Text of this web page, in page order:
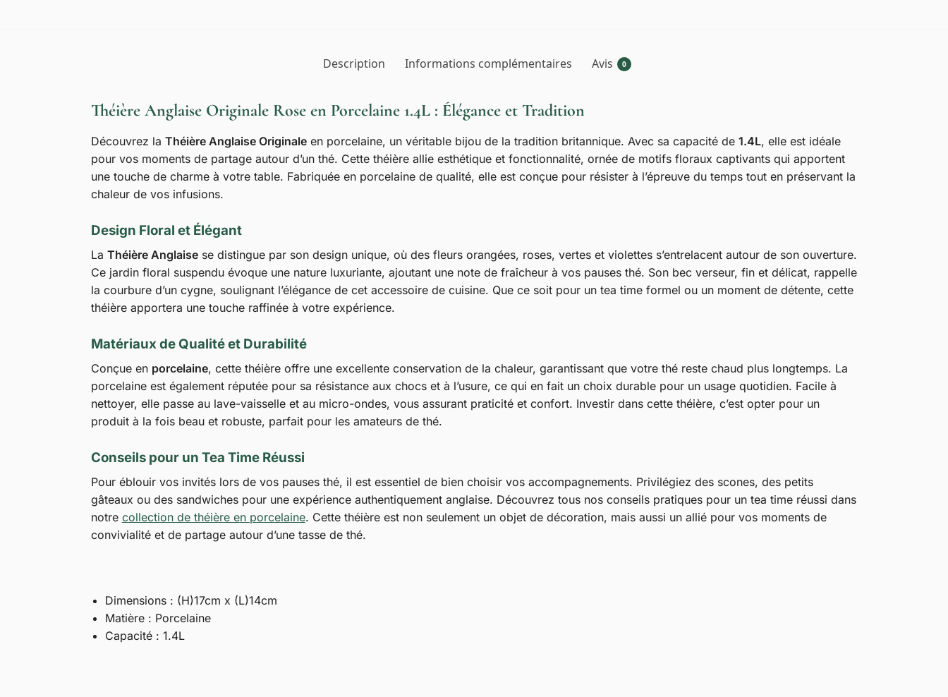
Description Informations complémentaires Avis 0
Théière Anglaise Originale Rose en Porcelaine 1.4L : Élégance et Tradition
Découvrez la Théière Anglaise Originaleen porcelaine, un véritable bijou de la tradition britannique. Avec sa capacité de 1.4L, elle est idéale
pour vos moments de partage autour d’un thé. Cette théière allie esthétique et fonctionnalité, ornée de motifs floraux captivants qui apportent
une touche de charme à votre table. Fabriquée en porcelaine de qualité, elle est conçue pour résister à l’épreuve du temps tout en préservant la
chaleur de vos infusions.
Design Floral et Élégant
La Théière Anglaisese distingue par son design unique, où des fleurs orangées, roses, vertes et violettes s’entrelacent autour de son ouverture.
Ce jardin floral suspendu évoque une nature luxuriante, ajoutant une note de fraîcheur à vos pauses thé. Son bec verseur, fin et délicat, rappelle
la courbure d’un cygne, soulignant l’élégance de cet accessoire de cuisine. Que ce soit pour un tea time formel ou un moment de détente, cette
théière apportera une touche raffinée à votre expérience.
Matériaux de Qualité et Durabilité
Conçue en porcelaine, cette théière offre une excellente conservation de la chaleur, garantissant que votre thé reste chaud plus longtemps. La
porcelaine est également réputée pour sa résistance aux chocs et à l’usure, ce qui en fait un choix durable pour un usage quotidien. Facile à
nettoyer, elle passe au lave-vaisselle et au micro-ondes, vous assurant praticité et confort. Investir dans cette théière, c’est opter pour un
produit à la fois beau et robuste, parfait pour les amateurs de thé.
Conseils pour un Tea Time Réussi
Pour éblouir vos invités lors de vos pauses thé, il est essentiel de bien choisir vos accompagnements. Privilégiez des scones, des petits
gâteaux ou des sandwiches pour une expérience authentiquement anglaise. Découvrez tous nos conseils pratiques pour un tea time réussi dans
notre collection de théière en porcelaine. Cette théière est non seulement un objet de décoration, mais aussi un allié pour vos moments de
convivialité et de partage autour d’une tasse de thé.
Dimensions : (H)17cm x (L)14cm
Matière : Porcelaine
Capacité : 1.4L